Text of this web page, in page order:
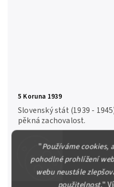
"Používáme cookies,
pohodlné prohlížení
webu neustále
5 Koruna 1939
Slovenský stát (1939 -
pěkná zachovalost.
Prodáno